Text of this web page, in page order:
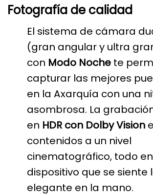
Fotografía de calidad
El sistema de cámara
(gran angular y ultra
con Modo Noche te
capturar las mejores
en la Axarquía con una
asombrosa. La
en HDR con Dolby Vision
contenidos a un nivel
cinematográfico, todo
dispositivo que se siente
elegante en la mano.